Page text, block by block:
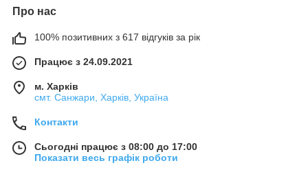
Про нас
100% позитивних з 617 відгуків за рік
Працює з 24.09.2021
м. Харків
смт. Санжари, Харків, Україна
Контакти
Сьогодні працює з 08:00 до 17:00
Показати весь графік роботи